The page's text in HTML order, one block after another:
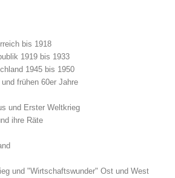
bis 1918
1919 bis 1933
1945 bis 1950
frühen 60er Jahre
und Erster Weltkrieg
ihre Räte
und "Wirtschaftswunder" Ost und West